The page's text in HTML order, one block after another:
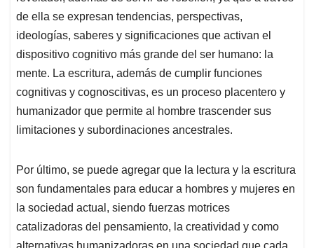
de ella se expresan tendencias, perspectivas,
ideologías, saberes y significaciones que activan el
dispositivo cognitivo más grande del ser humano: la
mente. La escritura, además de cumplir funciones
cognitivas y cognoscitivas, es un proceso placentero y
humanizador que permite al hombre trascender sus
limitaciones y subordinaciones ancestrales.
Por último, se puede agregar que la lectura y la escritura
son fundamentales para educar a hombres y mujeres en
la sociedad actual, siendo fuerzas motrices
catalizadoras del pensamiento, la creatividad y como